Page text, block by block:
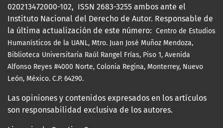
020213472000-102, ISSN 2683-3255 ambos ante el
Instituto Nacional del Derecho de Autor. Responsable de
la última actualización de este número: Centro de Estudios
Humanísticos de la UANL, Mtro. Juan José Muñoz Mendoza,
Biblioteca Universitaria Raúl Rangel Frías, Piso 1, Avenida
Alfonso Reyes #4000 Norte, Colonia Regina, Monterrey, Nuevo
León, México. C.P. 64290.
Las opiniones y contenidos expresados en los artículos
son responsabilidad exclusiva de los autores.